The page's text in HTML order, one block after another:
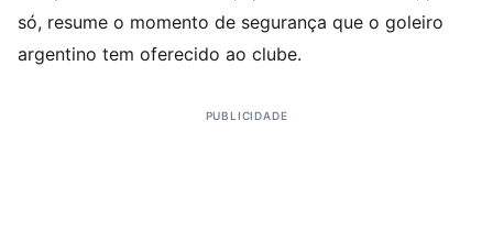
só, resume o momento de segurança que o goleiro
argentino tem oferecido ao clube.
PUBLICIDADE